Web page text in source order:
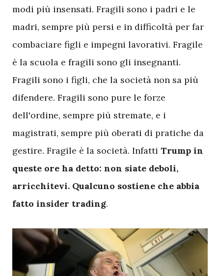
modi più insensati. Fragili sono i padri e le
madri, sempre più persi e in difficoltà per far
combaciare figli e impegni lavorativi. Fragile
è la scuola e fragili sono gli insegnanti.
Fragili sono i figli, che la società non sa più
difendere. Fragili sono pure le forze
dell'ordine, sempre più stremate, e i
magistrati, sempre più oberati di pratiche da
gestire. Fragile è la società. Infatti Trump in
queste ore ha detto: non siate deboli,
arricchitevi. Qualcuno sostiene che abbia
fatto insider trading.